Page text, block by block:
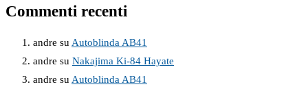
Commenti recenti
andre su Autoblinda AB41
andre su Nakajima Ki-84 Hayate
andre su Autoblinda AB41